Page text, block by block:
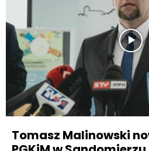
Tomasz Malinowski